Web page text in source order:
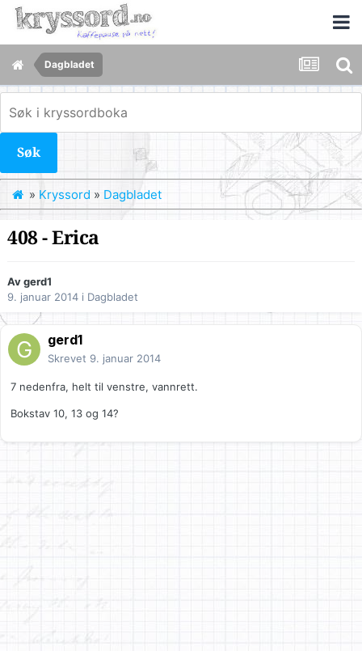
Dagbladet
Søk
» Kryssord » Dagbladet
408 - Erica
Avgerd1
9. januar 2014 i Dagbladet
gerd1
Skrevet 9. januar 2014
7 nedenfra, helt til venstre, vannrett.
Bokstav 10, 13 og 14?